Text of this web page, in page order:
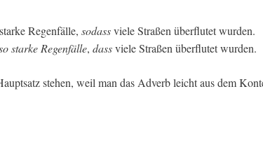
Regenfälle, sodassviele Straßen überflutet wurden.
starke Regenfälle, dassviele Straßen überflutet wurden.
stehen, weil man das Adverb leicht aus dem